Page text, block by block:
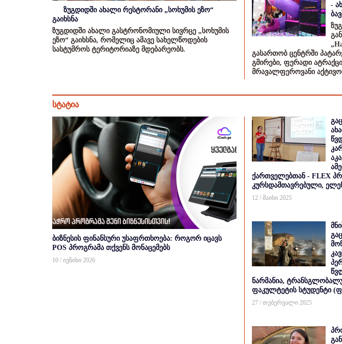
ზუგდიდში ახალი რესტორანი „სოხუმის ეზო“
გაიხსნა
ზუგდიდში ახალი გასტრონომიული სივრცე „სოხუმის
ეზო“ გაიხსნა, რომელიც ამავე სახელწოდების
სასტუმროს ტერიტორიაზე მდებარეობს.
-
გასართობ ცენტრში
გმირები, ფერადი
მრავალფეროვანი
სტატია
ბიზნესის ფინანსური უსაფრთხოება: როგორ იცავს
POS პროგრამა თქვენს მონაცემებს
10 / ივნისი 2026
ქართველებთან - FLEX
კურსდამთავრებული,
12 / მაისი 2025
ნარმანია,
ფაკულტეტის სტუდენტი
27 / თებერვალი 2025